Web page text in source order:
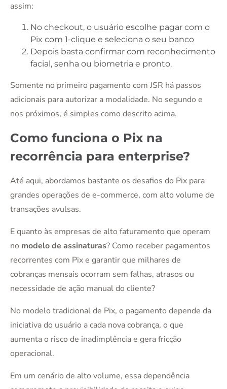
assim:
No checkout, o usuário escolhe pagar com o
Pix com 1-clique e seleciona o seu banco
Depois basta confirmar com reconhecimento
facial, senha ou biometria e pronto.
Somente no primeiro pagamento com JSR há passos
adicionais para autorizar a modalidade. No segundo e
nos próximos, é simples como descrito acima.
Como funciona o Pix na
recorrência para enterprise?
Até aqui, abordamos bastante os desafios do Pix para
grandes operações de e-commerce, com alto volume de
transações avulsas.
E quanto às empresas de alto faturamento que operam
no modelo de assinaturas? Como receber pagamentos
recorrentes com Pix e garantir que milhares de
cobranças mensais ocorram sem falhas, atrasos ou
necessidade de ação manual do cliente?
No modelo tradicional de Pix, o pagamento depende da
iniciativa do usuário a cada nova cobrança, o que
aumenta o risco de inadimplência e gera fricção
operacional.
Em um cenário de alto volume, essa dependência